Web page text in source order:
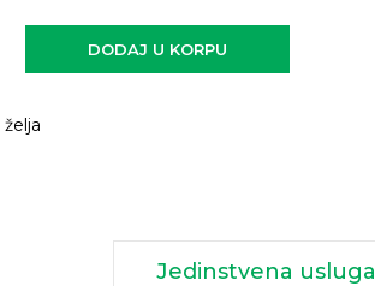
DODAJ U KORPU
Jedinstvena usluga